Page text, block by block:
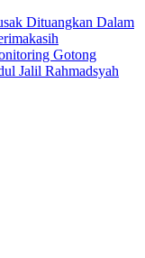
Dituangkan Dalam
Gotong
Jalil Rahmadsyah